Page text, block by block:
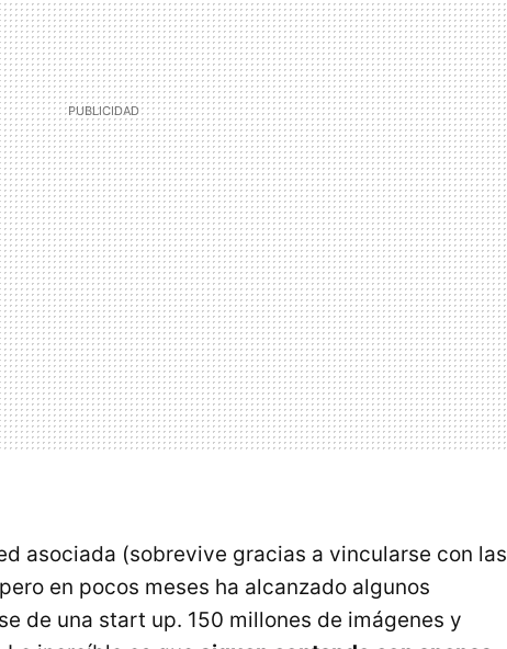
asociada (sobrevive gracias a vincularse con las
en pocos meses ha alcanzado algunos
de una start up. 150 millones de imágenes y